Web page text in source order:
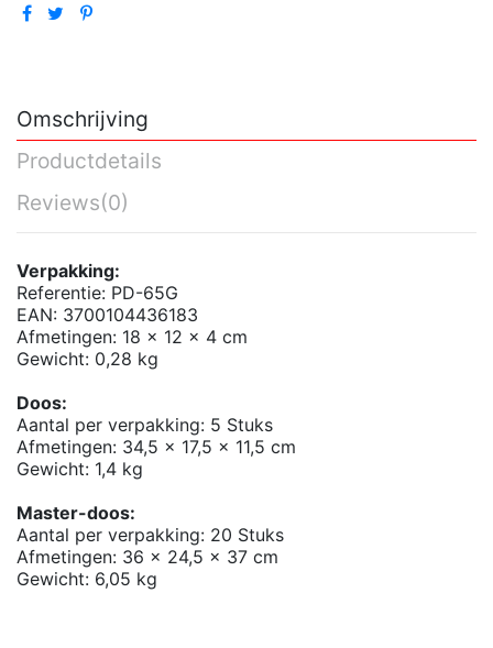
Omschrijving
Productdetails
Reviews(0)
Verpakking:
Referentie: PD-65G
EAN: 3700104436183
Afmetingen: 18 x 12 x 4 cm
Gewicht: 0,28 kg
Doos:
Aantal per verpakking: 5 Stuks
Afmetingen: 34,5 x 17,5 x 11,5 cm
Gewicht: 1,4 kg
Master-doos:
Aantal per verpakking: 20 Stuks
Afmetingen: 36 x 24,5 x 37 cm
Gewicht: 6,05 kg